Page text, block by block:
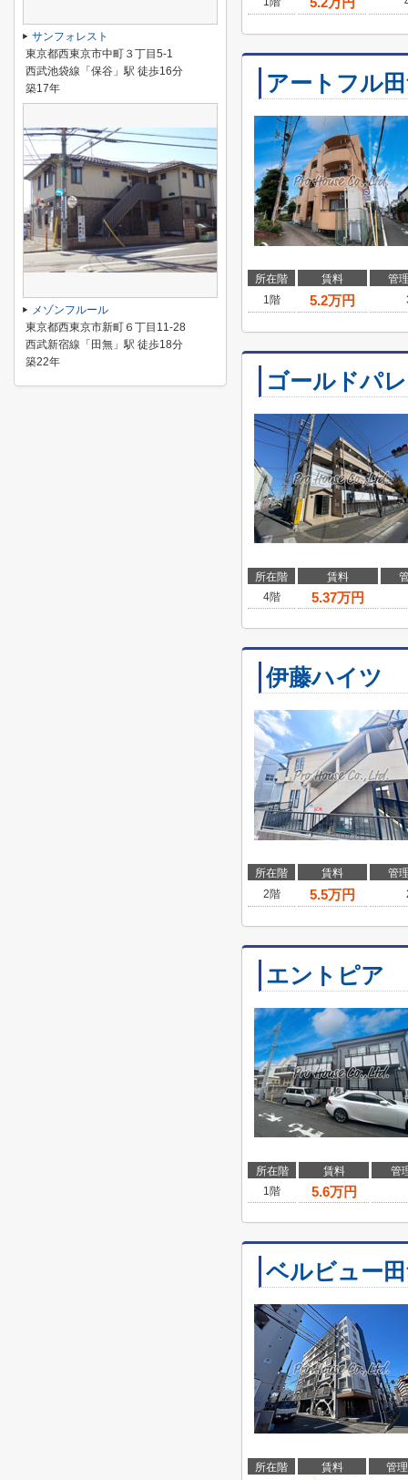
アートフル
所在階 賃料
管
1階
5.2万円
ゴールドパ
所在階 賃料
4階
5.37万円
伊藤ハイツ
所在階 賃料
管
2階
5.5万円
エントピア
所在階 賃料
管
1階
5.6万円
ベルビュー
所在階 賃料
管
サンフォレスト
東京都西東京市中町３丁目5-1
西武池袋線「保谷」駅 徒歩16分
築17年
メゾンフルール
東京都西東京市新町６丁目11-28
西武新宿線「田無」駅 徒歩18分
築22年